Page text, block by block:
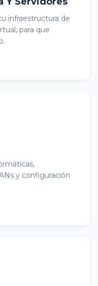
infraestructura de
para que
y configuración